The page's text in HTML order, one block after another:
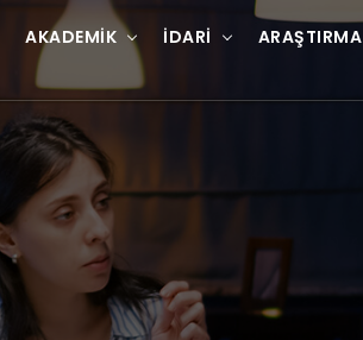
AKADEMIK İDARI ARAŞTIRMA